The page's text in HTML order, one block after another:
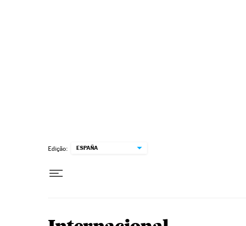
Edição: ESPAÑA